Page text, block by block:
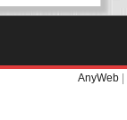
AnyWeb |